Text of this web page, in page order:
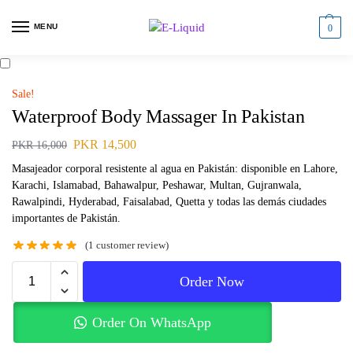
MENU 0
Sale!
Waterproof Body Massager In Pakistan
PKR16,000 PKR 14,500
Masajeador corporal resistente al agua en Pakistán: disponible en Lahore,
Karachi, Islamabad, Bahawalpur, Peshawar, Multan, Gujranwala,
Rawalpindi, Hyderabad, Faisalabad, Quetta y todas las demás ciudades
importantes de Pakistán.
(1 customer review)
Order Now
Order On WhatsApp